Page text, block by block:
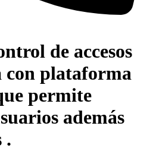
de accesos
con plataforma
permite
además
.